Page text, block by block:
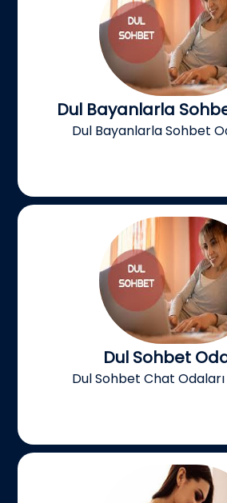
Dul Bayanlarla
Dul Bayanlarla Sohbet
Dul Sohbet
Dul Sohbet Chat Odaları